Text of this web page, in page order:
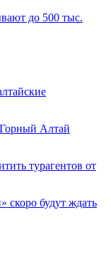
до 500 тыс.
Горный Алтай
турагентов от
скоро будут ждать